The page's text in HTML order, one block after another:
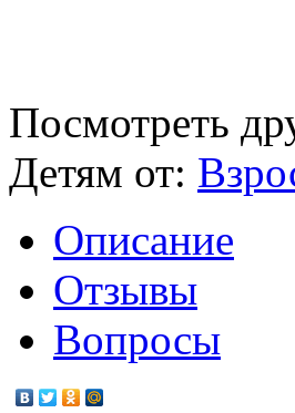
Посмотреть
Детям от:
Описание
Отзывы
Вопросы